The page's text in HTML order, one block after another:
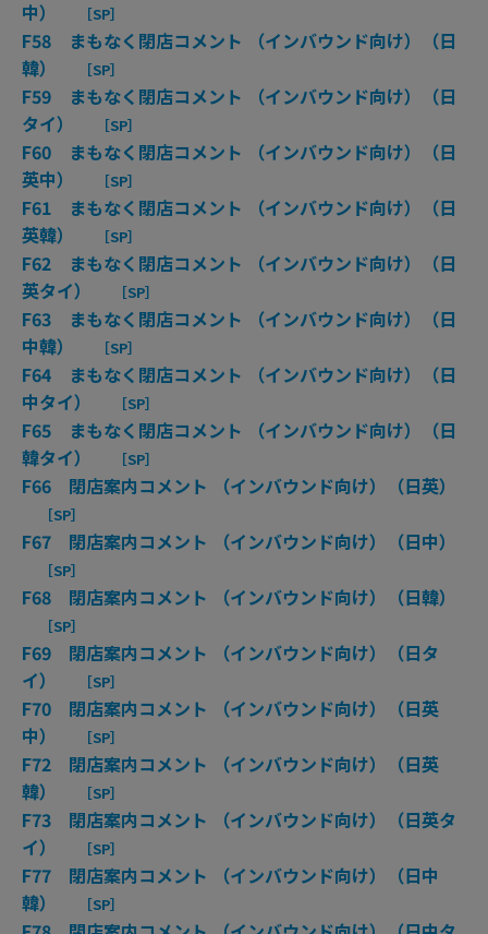
中）
［SP］
F58 まもなく閉店コメント （インバウンド向け）（日
韓）
［SP］
F59 まもなく閉店コメント （インバウンド向け）（日
タイ）
［SP］
F60 まもなく閉店コメント （インバウンド向け）（日
英中）
［SP］
F61 まもなく閉店コメント （インバウンド向け）（日
英韓）
［SP］
F62 まもなく閉店コメント （インバウンド向け）（日
英タイ）
［SP］
F63 まもなく閉店コメント （インバウンド向け）（日
中韓）
［SP］
F64 まもなく閉店コメント （インバウンド向け）（日
中タイ）
［SP］
F65 まもなく閉店コメント （インバウンド向け）（日
韓タイ）
［SP］
F66 閉店案内コメント （インバウンド向け）（日英）
［SP］
F67 閉店案内コメント （インバウンド向け）（日中）
［SP］
F68 閉店案内コメント （インバウンド向け）（日韓）
［SP］
F69 閉店案内コメント （インバウンド向け）（日タ
イ）
［SP］
F70 閉店案内コメント （インバウンド向け）（日英
中）
［SP］
F72 閉店案内コメント （インバウンド向け）（日英
韓）
［SP］
F73 閉店案内コメント （インバウンド向け）（日英タ
イ）
［SP］
F77 閉店案内コメント （インバウンド向け）（日中
韓）
［SP］